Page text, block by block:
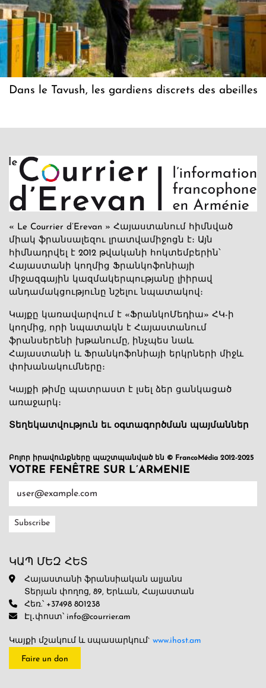
Dans le Tavush, les gardiens discrets des abeilles
« Le Courrier d’Erevan » Հայաստանում հիմնված
միակ ֆրանսալեզու լրատվամիջոցն է։ Այն
հիմնադրվել է 2012 թվականի հոկտեմբերին՝
Հայաստանի կողմից Ֆրանկոֆոնիայի
միջազգային կազմակերպությանը լիիրավ
անդամակցությունը նշելու նպատակով։
Կայքը կառավարվում է «ՖրանկոՄեդիա» ՀԿ-ի
կողմից, որի նպատակն է Հայաստանում
ֆրանսերենի խթանումը, ինչպես նաև
Հայաստանի և Ֆրանկոֆոնիայի երկրների միջև
փոխանակումները։
Կայքի թիմը պատրաստ է լսել ձեր ցանկացած
առաջարկ։
Տեղեկատվություն եւ օգտագործման պայմաններ
Բոլոր իրավունքները պաշտպանված են © FrancoMédia 2012-2025
VOTRE FENÊTRE SUR L’ARMENIE
ԿԱՊ ՄԵԶ ՀԵՏ
Հայաստանի ֆրանսիական ալյանս
Տերյան փողոց, 89, Երևան, Հայաստան
Հեռ.՝ +37498 801238
Էլ․փոստ՝ info@courrier.am
Կայքի մշակում և սպասարկում` www.ihost.am
Faire un don